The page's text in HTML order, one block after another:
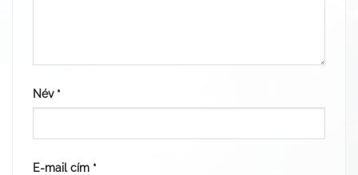
Név *
E-mail cím *